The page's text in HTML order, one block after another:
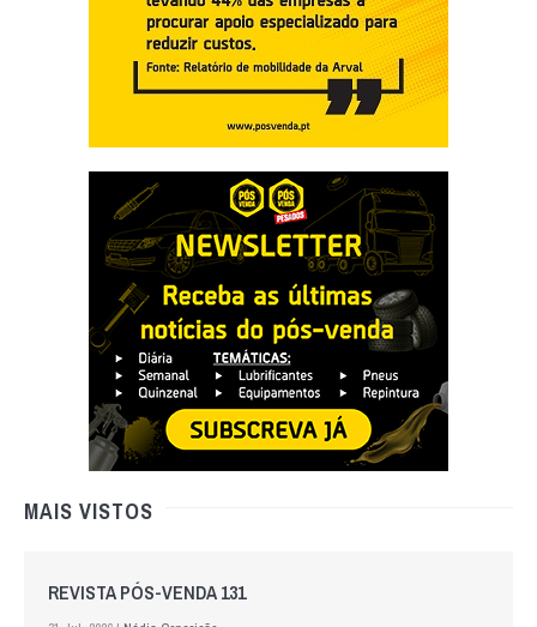
MAIS VISTOS
REVISTA PÓS-VENDA 131